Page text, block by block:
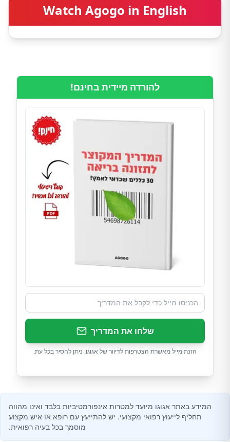
Watch Agogo in English
להורדה מיידית בחינם!
שלחו את המדריך
הזנת מייל מאשרת הצטרפות לדיוור של אגוגו. ניתן להסיר בכל עת.
המידע באתר אגוגו מיועד למטרות אינפורמטיביות בלבד ואינו מהווה
תחליף לייעוץ רפואי מקצועי. יש להתייעץ עם רופא או איש מקצוע
מוסמך בכל בעיה רפואית.